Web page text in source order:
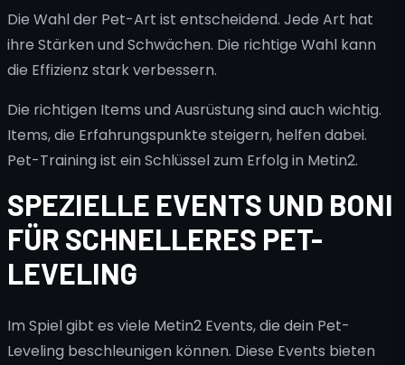
Die Wahl der Pet-Art ist entscheidend. Jede Art hat
ihre Stärken und Schwächen. Die richtige Wahl kann
die Effizienz stark verbessern.
Die richtigen Items und Ausrüstung sind auch wichtig.
Items, die Erfahrungspunkte steigern, helfen dabei.
Pet-Training ist ein Schlüssel zum Erfolg in Metin2.
SPEZIELLE EVENTS UND BONI
FÜR SCHNELLERES PET-
LEVELING
Im Spiel gibt es viele Metin2 Events, die dein Pet-
Leveling beschleunigen können. Diese Events bieten